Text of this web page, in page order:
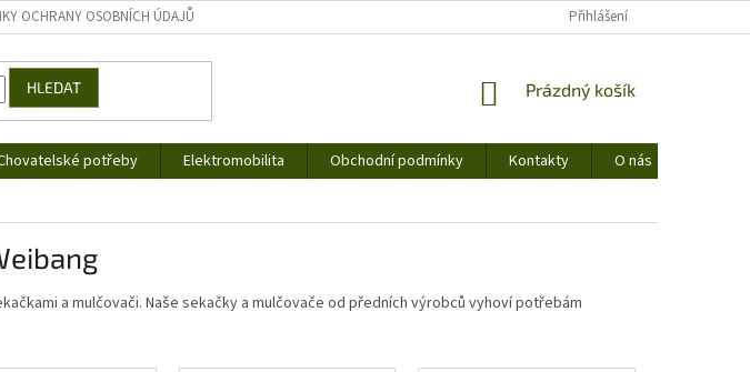
OCHRANY OSOBNÍCH ÚDAJŮ Přihlášení
HLEDAT
NÁKUPNÍ
Prázdný košík
potřeby Elektromobilita Obchodní podmínky Kontakty
O nás
a mulčovači. Naše sekačky a mulčovače od předních výrobců vyhoví potřebám